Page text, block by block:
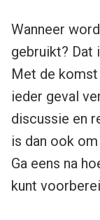
Wanneer
gebruikt? Dat
Met de komst
ieder geval
discussie en
is dan ook
Ga eens na
kunt